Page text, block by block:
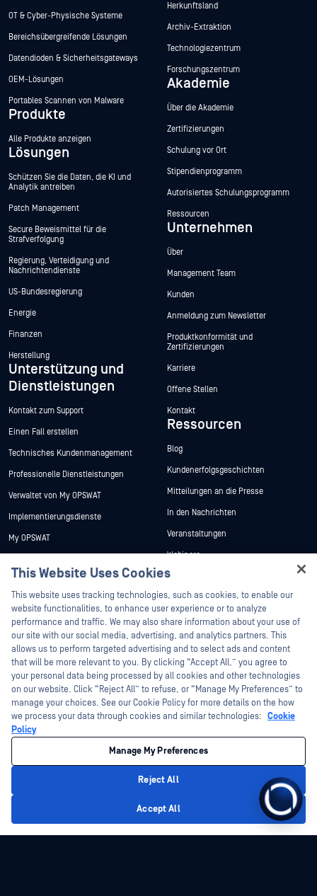
OT & Cyber-Physische Systeme
Bereichsübergreifende Lösungen
Datendioden & Sicherheitsgateways
OEM-Lösungen
Portables Scannen von Malware
Produkte
Alle Produkte anzeigen
Lösungen
Schützen Sie die Daten, die KI und
Analytik antreiben
Patch Management
Secure Beweismittel für die
Strafverfolgung
Regierung, Verteidigung und
Nachrichtendienste
US-Bundesregierung
Energie
Finanzen
Herstellung
Unterstützung und
Dienstleistungen
Kontakt zum Support
Einen Fall erstellen
Technisches Kundenmanagement
Professionelle Dienstleistungen
Verwaltet von My OPSWAT
Implementierungsdienste
My OPSWAT
Ausbildung
Programm zur Behebung von
Sicherheitslücken
Partner
Zertifizierung
Technologie-Partner
Partner Programm
Herkunftsland
Archiv-Extraktion
Technologiezentrum
Forschungszentrum
Akademie
Über die Akademie
Zertifizierungen
Schulung vor Ort
Stipendienprogramm
Autorisiertes Schulungsprogramm
Ressourcen
Unternehmen
Über
Management Team
Kunden
Anmeldung zum Newsletter
Produktkonformität und
Zertifizierungen
Karriere
Offene Stellen
Kontakt
Ressourcen
Blog
Kundenerfolgsgeschichten
Mitteilungen an die Presse
In den Nachrichten
Veranstaltungen
Webinare
Datenblätter
Weiße Papiere
Kostenlose Tools
©2026 OPSWAT . Alle Rechte vorbehalten. OPSWAT, MetaDefender, Metascan,
MetaAccess, das OPSWAT , Trust no File. Trust No Device., OPSWAT , Protecting the
World's Critical Infrastructure, Deep CDR™ Technology, InQuest, das InQuest-Logo,
DFI, RetroHunt, Deep File Inspection und Join the Hunt sind Marken von OPSWAT .
Marken von Drittanbietern sind Eigentum ihrer jeweiligen Inhaber.
Cookie-Präferenzen verwalten
Ihre
Entscheidungen zum Datenschutz in Kalifornien
This Website Uses Cookies
This website uses tracking technologies, such as cookies, to enable our
website functionalities, to enhance user experience or to analyze
performance and traffic. We may also share information about your use of
our site with our social media, advertising, and analytics partners. This
allows us to perform targeted advertising and to select ads and content
that will be more relevant to you. By clicking “Accept All,” you agree to
your personal data being processed by all cookies and other technologies
on our website. Click “Reject All” to refuse, or “Manage My Preferences” to
manage your choices. See our Cookie Policy for more details on the how
we process your data through cookies and similar technologies: Cookie
Policy
Manage My Preferences
Reject All
Accept All